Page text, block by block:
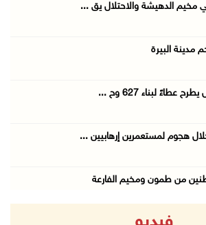
مخيم الدهيشة والاحتلال يق ...
مدينة البيرة
عطاءً لبناء 627 وح ...
من طمون ومخيم الفارعة